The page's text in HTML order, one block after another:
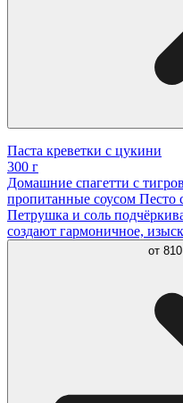
Паста креветки с цукини
300 г
Домашние спагетти с
пропитанные соусом Песто
Петрушка и соль
создают гармоничное,
от